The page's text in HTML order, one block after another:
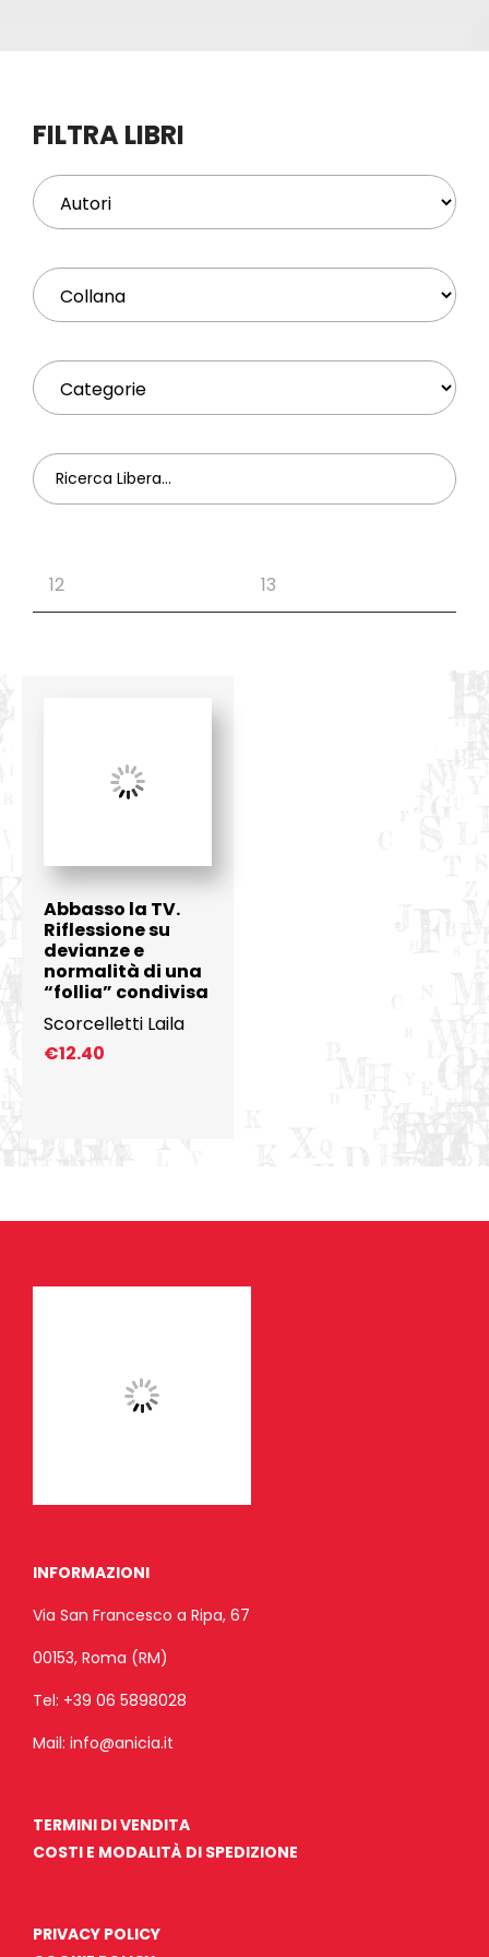
Profilo
FILTRA LIBRI
Abbasso la TV.
Riflessione su
devianze e
normalità di una
“follia” condivisa
Scorcelletti Laila
€12.40
INFORMAZIONI
Via San Francesco a Ripa, 67
00153, Roma (RM)
Tel: +39 06 5898028
Mail: info@anicia.it
TERMINI DI VENDITA
COSTI E MODALITÀ DI SPEDIZIONE
PRIVACY POLICY